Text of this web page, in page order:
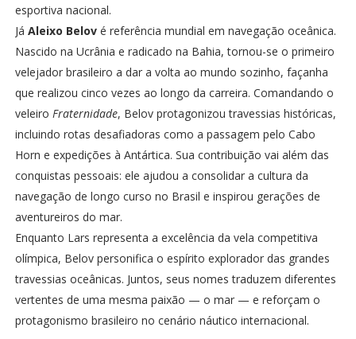
esportiva nacional.
Já Aleixo Belové referência mundial em navegação oceânica.
Nascido na Ucrânia e radicado na Bahia, tornou-se o primeiro
velejador brasileiro a dar a volta ao mundo sozinho, façanha
que realizou cinco vezes ao longo da carreira. Comandando o
veleiro Fraternidade, Belov protagonizou travessias históricas,
incluindo rotas desafiadoras como a passagem pelo Cabo
Horn e expedições à Antártica. Sua contribuição vai além das
conquistas pessoais: ele ajudou a consolidar a cultura da
navegação de longo curso no Brasil e inspirou gerações de
aventureiros do mar.
Enquanto Lars representa a excelência da vela competitiva
olímpica, Belov personifica o espírito explorador das grandes
travessias oceânicas. Juntos, seus nomes traduzem diferentes
vertentes de uma mesma paixão — o mar — e reforçam o
protagonismo brasileiro no cenário náutico internacional.